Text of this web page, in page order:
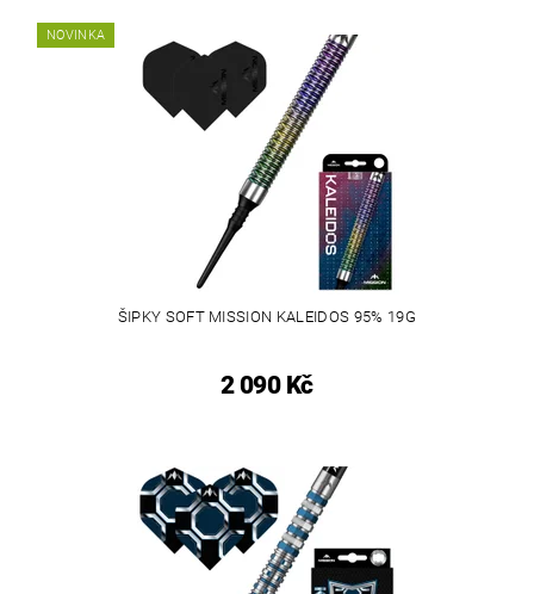
NOVINKA
ŠIPKY SOFT MISSION KALEIDOS 95% 19G
2 090 Kč